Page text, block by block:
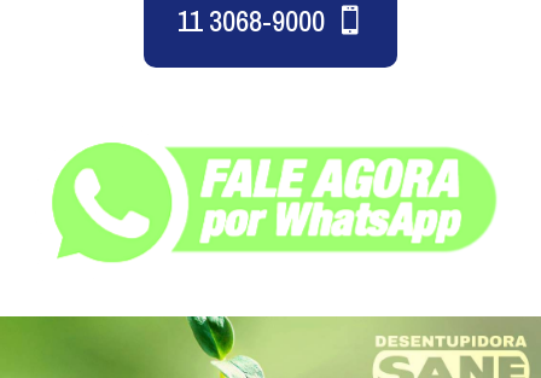
11 3068-9000